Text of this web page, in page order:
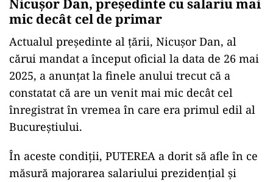
Nicușor Dan, președinte cu salariu mai
mic decât cel de primar
Actualul președinte al țării, Nicușor Dan, al
cărui mandat a început oficial la data de 26 mai
2025, a anunțat la finele anului trecut că a
constatat că are un venit mai mic decât cel
înregistrat în vremea în care era primul edil al
Bucureștiului.
În aceste condiții, PUTEREA a dorit să afle în ce
măsură majorarea salariului prezidențial și